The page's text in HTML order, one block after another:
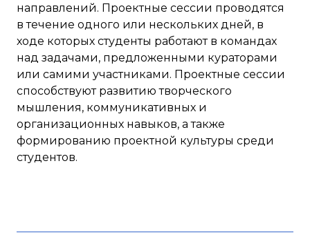
направлений. Проектные сессии проводятся
в течение одного или нескольких дней, в
ходе которых студенты работают в командах
над задачами, предложенными кураторами
или самими участниками. Проектные сессии
способствуют развитию творческого
мышления, коммуникативных и
организационных навыков, а также
формированию проектной культуры среди
студентов.